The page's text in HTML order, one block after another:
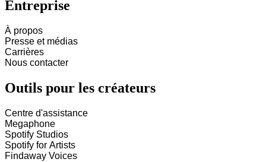
Entreprise
À propos
Presse et médias
Carrières
Nous contacter
Outils pour les créateurs
Centre d'assistance
Megaphone
Spotify Studios
Spotify for Artists
Findaway Voices